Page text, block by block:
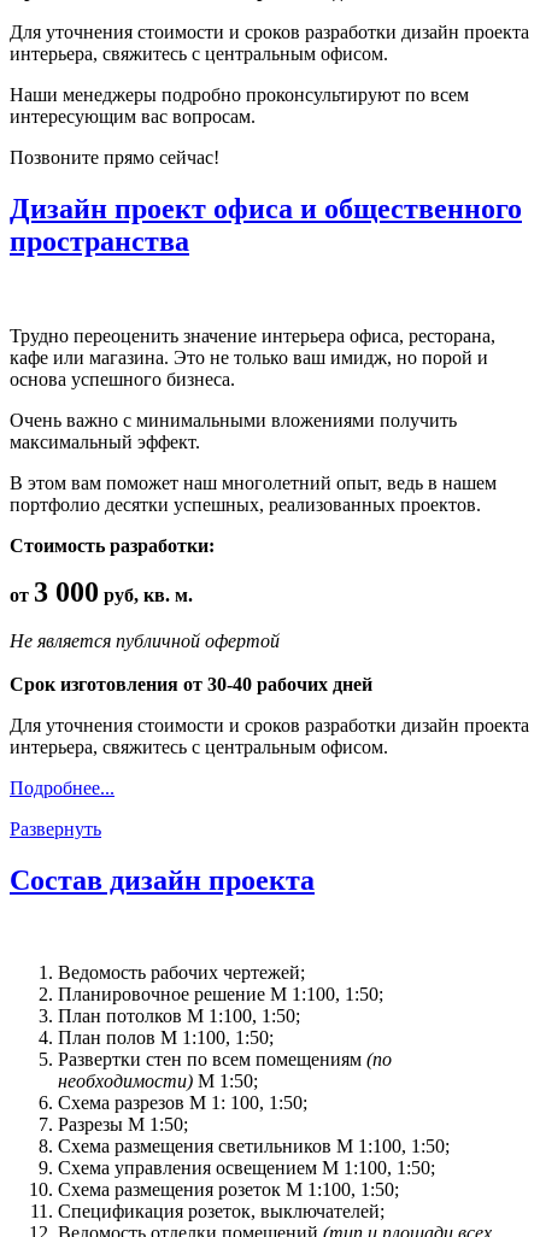
Для уточнения стоимости и сроков разработки дизайн проекта
интерьера, свяжитесь с центральным офисом.
Наши менеджеры подробно проконсультируют по всем
интересующим вас вопросам.
Позвоните прямо сейчас!
Дизайн проект офиса и общественного
пространства
Трудно переоценить значение интерьера офиса, ресторана,
кафе или магазина. Это не только ваш имидж, но порой и
основа успешного бизнеса.
Очень важно с минимальными вложениями получить
максимальный эффект.
В этом вам поможет наш многолетний опыт, ведь в нашем
портфолио десятки успешных, реализованных проектов.
Стоимость разработки:
от 3 000 руб, кв. м.
Не является публичной офертой
Срок изготовления от 30-40 рабочих дней
Для уточнения стоимости и сроков разработки дизайн проекта
интерьера, свяжитесь с центральным офисом.
Подробнее...
Развернуть
Состав дизайн проекта
Ведомость рабочих чертежей;
Планировочное решение М 1:100, 1:50;
План потолков М 1:100, 1:50;
План полов М 1:100, 1:50;
Развертки стен по всем помещениям (по
необходимости) М 1:50;
Схема разрезов М 1: 100, 1:50;
Разрезы М 1:50;
Схема размещения светильников М 1:100, 1:50;
Схема управления освещением М 1:100, 1:50;
Схема размещения розеток М 1:100, 1:50;
Спецификация розеток, выключателей;
Ведомость отделки помещений (тип и площади всех